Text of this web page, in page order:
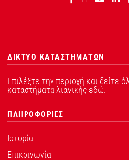
ΔΙΚΤΥΟ ΚΑΤΑΣΤΗΜΑΤΩΝ
Επιλέξτε την περιοχή και δείτε
καταστήματα λιανικής εδώ.
ΠΛΗΡΟΦΟΡΙΕΣ
Ιστορία
Επικοινωνία